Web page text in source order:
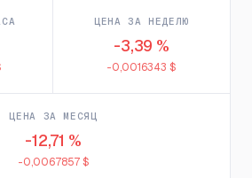
ЦЕНА ЗА НЕДЕЛЮ
-3,39 %
-0,0016343 $
ЦЕНА ЗА МЕСЯЦ
-12,71 %
-0,0067857 $